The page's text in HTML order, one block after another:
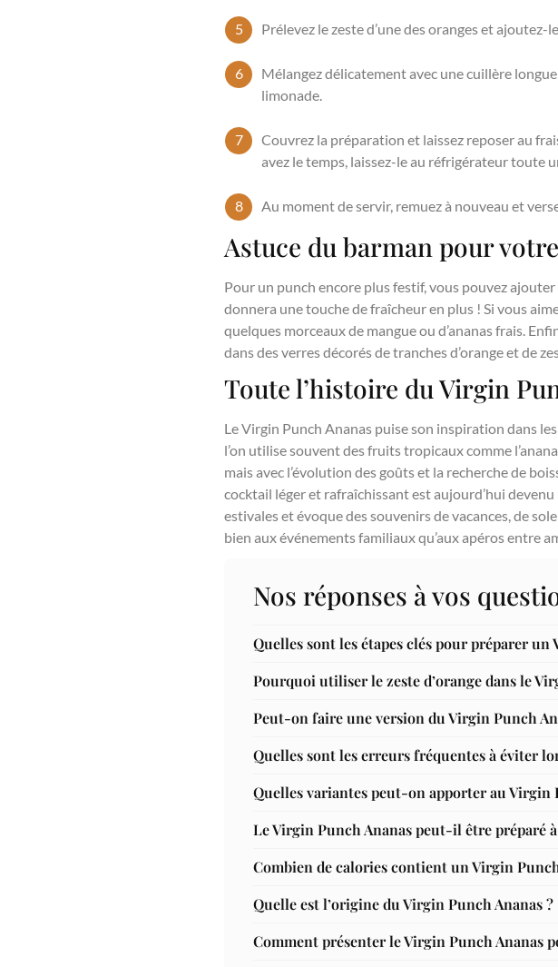
Prélevez le zeste d’une des oranges et ajoutez-
Mélangez délicatement avec une cuillère
limonade.
Couvrez la préparation et laissez reposer au
avez le temps, laissez-le au réfrigérateur toute
Au moment de servir, remuez à nouveau et
Astuce du barman pour
Pour un punch encore plus festif, vous pouvez
donnera une touche de fraîcheur en plus ! Si vous
quelques morceaux de mangue ou d’ananas frais.
dans des verres décorés de tranches d’orange et de
Toute l’histoire du Virgin
Le Virgin Punch Ananas puise son inspiration dans
l’on utilise souvent des fruits tropicaux comme
mais avec l’évolution des goûts et la recherche de
cocktail léger et rafraîchissant est aujourd’hui
estivales et évoque des souvenirs de vacances, de
bien aux événements familiaux qu’aux apéros entre
Nos réponses à vos
Quelles sont les étapes clés pour préparer un
Pourquoi utiliser le zeste d’orange dans le
Peut-on faire une version du Virgin Punch
Quelles sont les erreurs fréquentes à éviter
Quelles variantes peut-on apporter au Virgin
Le Virgin Punch Ananas peut-il être préparé à
Combien de calories contient un Virgin
Quelle est l’origine du Virgin Punch Ananas ?
Comment présenter le Virgin Punch Ananas